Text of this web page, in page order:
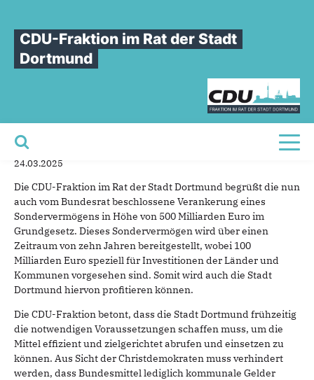
CDU-Fraktion im Rat der Stadt
Dortmund
Sie sind hier
zur effektiven Nutzung des neuen Sondervermögens für Infrastruktur
CDU-Fraktion
Stadtverwaltung
desneuen
SondervermögensfürInfrastruktur
24.03.2025
Die CDU-Fraktion im Rat der Stadt Dortmund begrüßt die nun
auch vom Bundesrat beschlossene Verankerung eines
Sondervermögens in Höhe von 500 Milliarden Euro im
Grundgesetz. Dieses Sondervermögen wird über einen
Zeitraum von zehn Jahren bereitgestellt, wobei 100
Milliarden Euro speziell für Investitionen der Länder und
Kommunen vorgesehen sind. Somit wird auch die Stadt
Dortmund hiervon profitieren können.
Die CDU-Fraktion betont, dass die Stadt Dortmund frühzeitig
die notwendigen Voraussetzungen schaffen muss, um die
Mittel effizient und zielgerichtet abrufen und einsetzen zu
können. Aus Sicht der Christdemokraten muss verhindert
werden, dass Bundesmittel lediglich kommunale Gelder